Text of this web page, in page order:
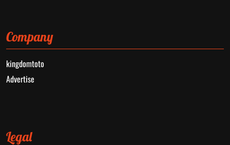
Company
kingdomtoto
Advertise
Legal